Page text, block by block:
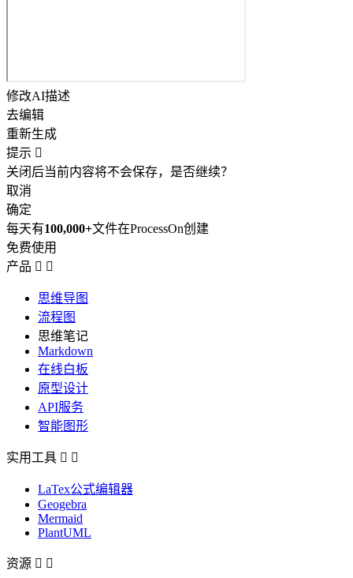
修改AI描述
去编辑
重新生成
提示 
关闭后当前内容将不会保存，是否继续？
取消
确定
每天有100,000+文件在ProcessOn创建
免费使用
产品  
思维导图
流程图
思维笔记
Markdown
在线白板
原型设计
API服务
智能图形
实用工具  
LaTex公式编辑器
Geogebra
Mermaid
PlantUML
资源  